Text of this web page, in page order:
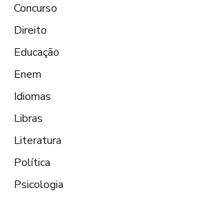
Concurso
Direito
Educação
Enem
Idiomas
Libras
Literatura
Política
Psicologia